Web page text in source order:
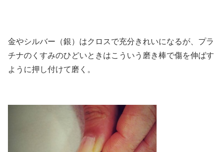
金やシルバー（銀）はクロスで充分きれいになるが、プラ
チナのくすみのひどいときはこういう磨き棒で傷を伸ばす
ように押し付けて磨く。